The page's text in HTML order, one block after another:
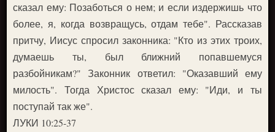
сказал ему: Позаботься о нем; и если издержишь что
более, я, когда возвращусь, отдам тебе". Рассказав
притчу, Иисус спросил законника: "Кто из этих троих,
думаешь ты, был ближний попавшемуся
разбойникам?" Законник ответил: "Оказавший ему
милость". Тогда Христос сказал ему: "Иди, и ты
поступай так же".
ЛУКИ 10:25-37